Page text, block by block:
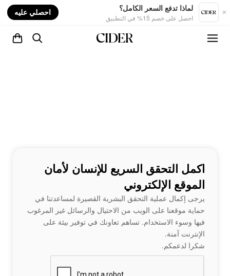
لماذا تدفع السعر الكامل؟
احصل على خصم 15% في التطبيق
احصلي عليه
اكمل التحقق السريع للإنسان لأمان
الموقع الإلكتروني
يرجى إكمال عملية التحقق البشرية القصيرة لمساعدتنا في
حماية موقعنا على الويب من الاحتيال والرسائل غير المرغوب
فيها وسوء الاستخدام. تساهم تعاونك في توفير بيئة على
الإنترنت آمنة.
شكرا لدعمكم.